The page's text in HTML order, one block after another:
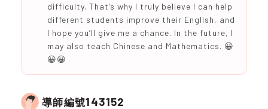
difficulty. That’s why I truly believe I can help
different students improve their English, and
I hope you’ll give me a chance. In the future, I
may also teach Chinese and Mathematics. 😀
😀😀
導師編號143152